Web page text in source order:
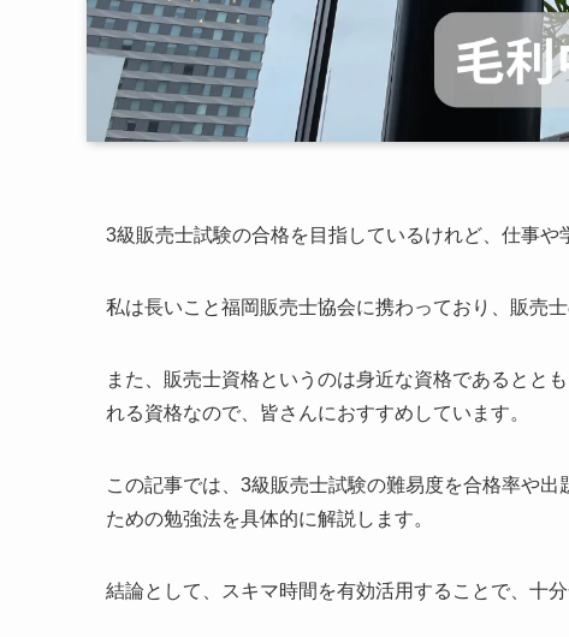
3級販売士試験の合格を目指しているけれど、仕事
私は長いこと福岡販売士協会に携わっており、販売
また、販売士資格というのは身近な資格であるとと
れる資格なので、皆さんにおすすめしています。
この記事では、3級販売士試験の難易度を合格率や
ための勉強法を具体的に解説します。
結論として、スキマ時間を有効活用することで、十分